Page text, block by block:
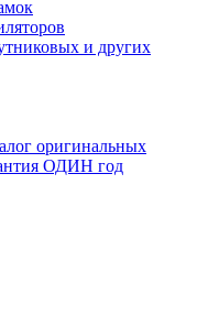
и других
оригинальных
ОДИН год